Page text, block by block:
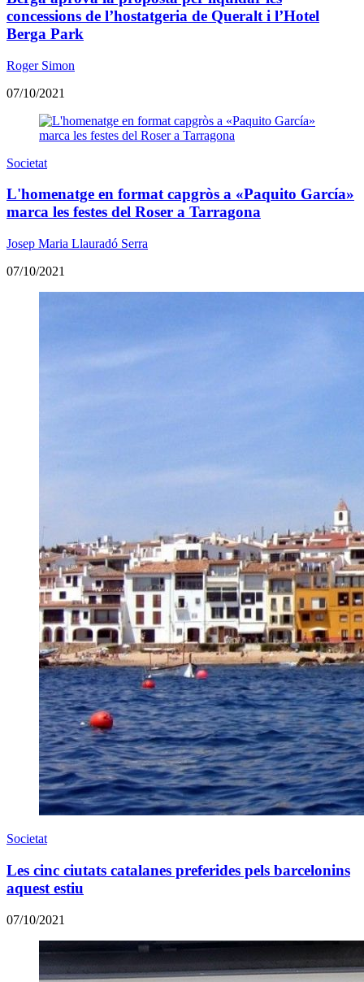
concessions de l’hostatgeria de Queralt i l’Hotel
Berga Park
Roger Simon
07/10/2021
Societat
L'homenatge en format capgròs a «Paquito García»
marca les festes del Roser a Tarragona
Josep Maria Llauradó Serra
07/10/2021
Societat
Les cinc ciutats catalanes preferides pels barcelonins
aquest estiu
07/10/2021